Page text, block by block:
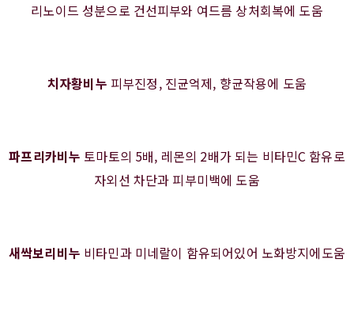
리노이드 성분으로 건선피부와 여드름 상처회복에 도움
치자황비누 피부진정, 진균억제, 향균작용에 도움
파프리카비누 토마토의 5배, 레몬의 2배가 되는 비타민C 함유로
자외선 차단과 피부미백에 도움
새싹보리비누 비타민과 미네랄이 함유되어있어 노화방지에도움